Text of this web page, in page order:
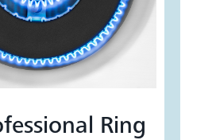
Ring